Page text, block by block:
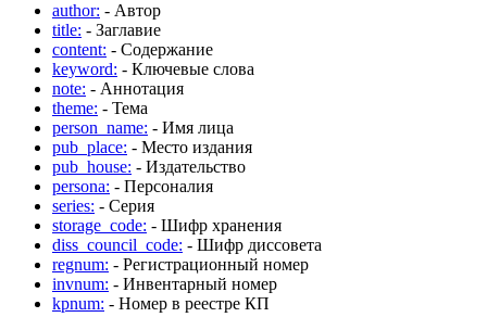
author: - Автор
title: - Заглавие
content: - Содержание
keyword: - Ключевые слова
note: - Аннотация
theme: - Тема
person_name: - Имя лица
pub_place: - Место издания
pub_house: - Издательство
persona: - Персоналия
series: - Серия
storage_code: - Шифр хранения
diss_council_code: - Шифр диссовета
regnum: - Регистрационный номер
invnum: - Инвентарный номер
kpnum: - Номер в реестре КП